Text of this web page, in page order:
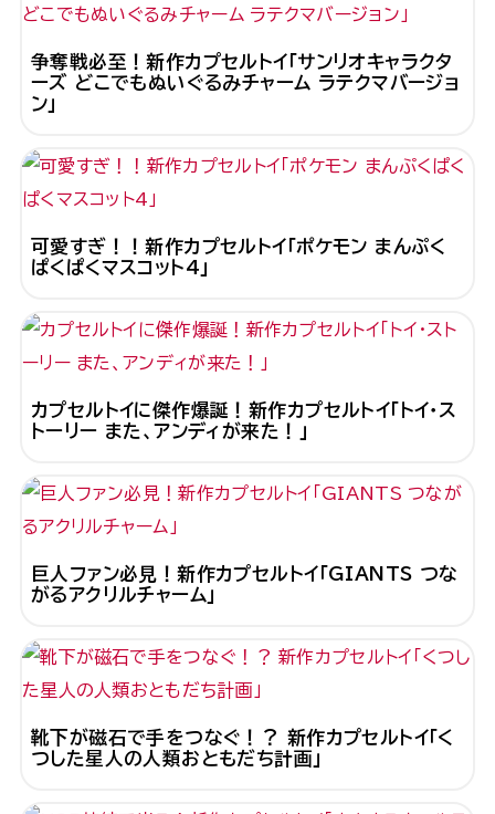
争奪戦必至！新作カプセルトイ「サンリオキャラクタ
ーズ どこでもぬいぐるみチャーム ラテクマバージョ
ン」
可愛すぎ！！新作カプセルトイ「ポケモン まんぷく
ぱくぱくマスコット4」
カプセルトイに傑作爆誕！新作カプセルトイ「トイ・ス
トーリー また、アンディが来た！」
巨人ファン必見！新作カプセルトイ「GIANTS つな
がるアクリルチャーム」
靴下が磁石で手をつなぐ！？ 新作カプセルトイ「く
つした星人の人類おともだち計画」